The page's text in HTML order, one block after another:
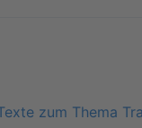
zum Thema